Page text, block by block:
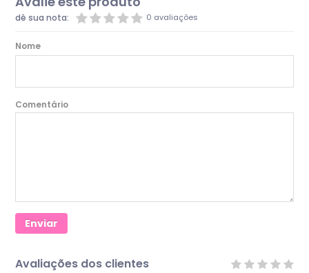
0 avaliações
dê sua nota:
Nome
Comentário
Enviar
Avaliações dos clientes